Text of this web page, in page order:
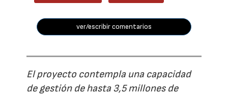
ver/escribir comentarios
El proyecto contempla una capacidad
de gestión de hasta 3,5 millones de